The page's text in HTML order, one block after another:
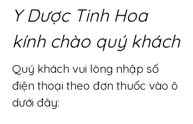
Y Dược Tinh Hoa
kính chào quý khách
Quý khách vui lòng nhập số
điện thoại theo đơn thuốc vào ô
dưới đây: